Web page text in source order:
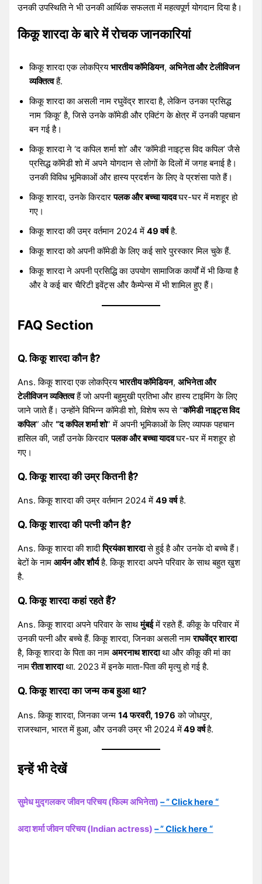
उनकी उपस्थिति ने भी उनकी आर्थिक सफलता में महत्वपूर्ण योगदान दिया है।
किकू शारदा के बारे में रोचक जानकारियां
किकू शारदा एक लोकप्रियभारतीय कॉमेडियन,अभिनेता और टेलीविजन
व्यक्तित्वहैं.
किकू शारदा का असली नाम रघुवेंद्र शारदा है, लेकिन उनका प्रसिद्ध
नाम ‘किकू’ है, जिसे उनके कॉमेडी और एक्टिंग के क्षेत्र में उनकी पहचान
बन गई है।
किकू शारदा ने ‘द कपिल शर्मा शो’ और ‘कॉमेडी नाइट्स विद कपिल’ जैसे
प्रसिद्ध कॉमेडी शो में अपने योगदान से लोगों के दिलों में जगह बनाई है।
उनकी विविध भूमिकाओं और हास्य प्रदर्शन के लिए वे प्रशंसा पाते हैं।
किकू शारदा, उनके किरदारपलक और बच्चा यादवघर-घर में मशहूर हो
गए।
किकू शारदा की उम्र वर्तमान 2024 में49 वर्षहै.
किकू शारदा को अपनी कॉमेडी के लिए कई सारे पुरस्कार मिल चुके हैं.
किकू शारदा ने अपनी प्रसिद्धि का उपयोग सामाजिक कार्यों में भी किया है
और वे कई बार चैरिटी इवेंट्स और कैम्पेन्स में भी शामिल हुए हैं।
FAQ Section
Q. किकू शारदा कौन है?
Ans. किकू शारदा एक लोकप्रियभारतीय कॉमेडियन,अभिनेता और
टेलीविजन व्यक्तित्वहैं जो अपनी बहुमुखी प्रतिभा और हास्य टाइमिंग के लिए
जाने जाते हैं। उन्होंने विभिन्न कॉमेडी शो, विशेष रूप से “कॉमेडी नाइट्स विद
कपिल” और“द कपिल शर्मा शो” में अपनी भूमिकाओं के लिए व्यापक पहचान
हासिल की, जहाँ उनके किरदारपलक और बच्चा यादवघर-घर में मशहूर हो
गए।
Q. किकू शारदा की उम्र कितनी है?
Ans. किकू शारदा की उम्र वर्तमान 2024 में49 वर्षहै.
Q. किकू शारदा की पत्नी कौन है?
Ans. किकू शारदा की शादीप्रियंका शारदासे हुई है और उनके दो बच्चे हैं।
बेटों के नामआर्यन और शौर्यहै. किकू शारदा अपने परिवार के साथ बहुत खुश
है.
Q. किकू शारदा कहां रहते हैं?
Ans. किकू शारदा अपने परिवार के साथमुंबईमें रहते हैं. कीकू के परिवार में
उनकी पत्नी और बच्चे हैं. किकू शारदा, जिनका असली नामराघवेंद्र शारदा
है, किकू शारदा के पिता का नामअमरनाथ शारदाथा और कीकू की मां का
नामरीता शारदाथा. 2023 में इनके माता-पिता की मृत्यु हो गई है.
Q. किकू शारदा का जन्म कब हुआ था?
Ans. किकू शारदा, जिनका जन्म14 फरवरी, 1976 को जोधपुर,
राजस्थान, भारत में हुआ, और उनकी उम्र भी 2024 में49 वर्षहै.
इन्हें भी देखें
सुमेध मुद्गलकर जीवन परिचय (फिल्म अभिनेता)– ” Click here “
अदा शर्मा जीवन परिचय (Indian actress)– ” Click here “